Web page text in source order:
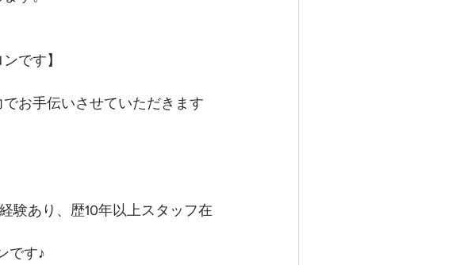
です】
お手伝いさせていただきます
験あり、歴10年以上スタッフ在
です♪